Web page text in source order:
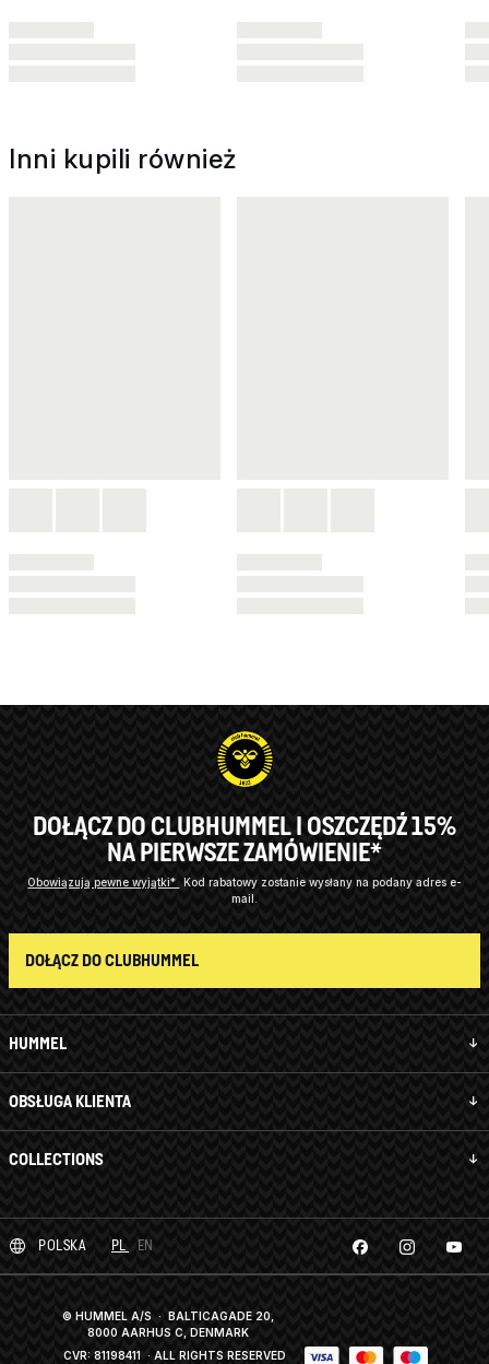
Inni kupili również
HUMMEL
OBSŁUGA KLIENTA
COLLECTIONS
DOŁĄCZ DO CLUBHUMMEL I OSZCZĘDŹ 15%
NA PIERWSZE ZAMÓWIENIE*
Obowiązują pewne wyjątki* Kod rabatowy zostanie wysłany na podany adres e-
mail.
DOŁĄCZ DO CLUBHUMMEL
POLSKA PL EN
© HUMMEL A/S · BALTICAGADE 20,
8000 AARHUS C, DENMARK
CVR: 81198411 · ALL RIGHTS RESERVED